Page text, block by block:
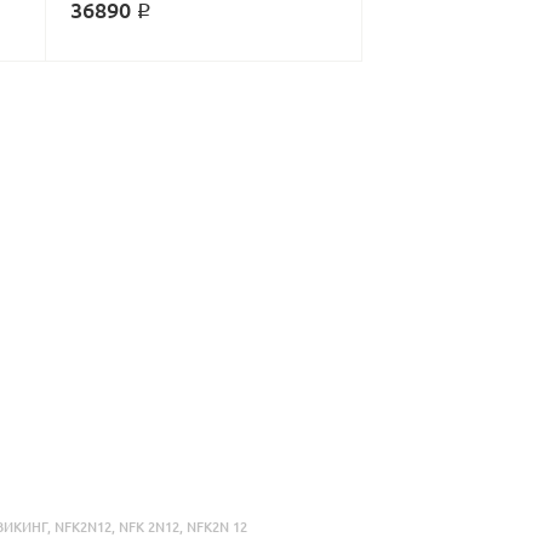
36890 ₽
, NFK2N12 NFK 2N12 NFK2N 12